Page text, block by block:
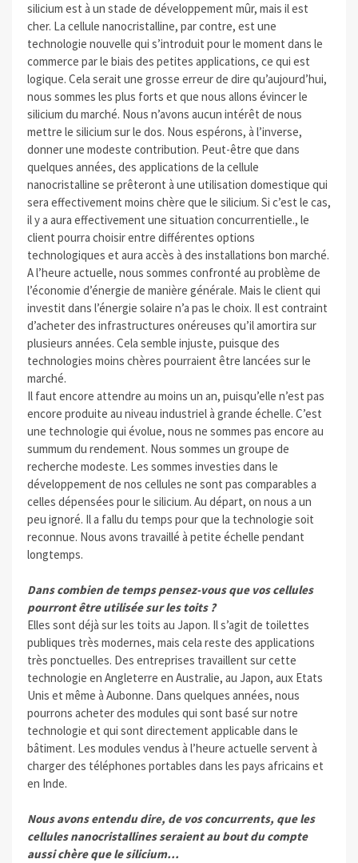
silicium est à un stade de développement mûr, mais il est
cher. La cellule nanocristalline, par contre, est une
technologie nouvelle qui s’introduit pour le moment dans le
commerce par le biais des petites applications, ce qui est
logique. Cela serait une grosse erreur de dire qu’aujourd’hui,
nous sommes les plus forts et que nous allons évincer le
silicium du marché. Nous n’avons aucun intérêt de nous
mettre le silicium sur le dos. Nous espérons, à l’inverse,
donner une modeste contribution. Peut-être que dans
quelques années, des applications de la cellule
nanocristalline se prêteront à une utilisation domestique qui
sera effectivement moins chère que le silicium. Si c’est le cas,
il y a aura effectivement une situation concurrentielle., le
client pourra choisir entre différentes options
technologiques et aura accès à des installations bon marché.
A l’heure actuelle, nous sommes confronté au problème de
l’économie d’énergie de manière générale. Mais le client qui
investit dans l’énergie solaire n’a pas le choix. Il est contraint
d’acheter des infrastructures onéreuses qu’il amortira sur
plusieurs années. Cela semble injuste, puisque des
technologies moins chères pourraient être lancées sur le
marché.
Il faut encore attendre au moins un an, puisqu’elle n’est pas
encore produite au niveau industriel à grande échelle. C’est
une technologie qui évolue, nous ne sommes pas encore au
summum du rendement. Nous sommes un groupe de
recherche modeste. Les sommes investies dans le
développement de nos cellules ne sont pas comparables a
celles dépensées pour le silicium. Au départ, on nous a un
peu ignoré. Il a fallu du temps pour que la technologie soit
reconnue. Nous avons travaillé à petite échelle pendant
longtemps.
Dans combien de temps pensez-vous que vos cellules
pourront être utilisée sur les toits ?
Elles sont déjà sur les toits au Japon. Il s’agit de toilettes
publiques très modernes, mais cela reste des applications
très ponctuelles. Des entreprises travaillent sur cette
technologie en Angleterre en Australie, au Japon, aux Etats
Unis et même à Aubonne. Dans quelques années, nous
pourrons acheter des modules qui sont basé sur notre
technologie et qui sont directement applicable dans le
bâtiment. Les modules vendus à l’heure actuelle servent à
charger des téléphones portables dans les pays africains et
en Inde.
Nous avons entendu dire, de vos concurrents, que les
cellules nanocristallines seraient au bout du compte
aussi chère que le silicium…